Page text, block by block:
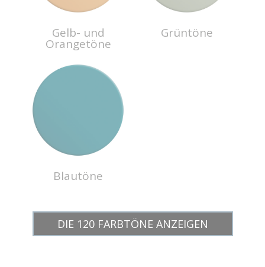
Gelb- und
Orangetöne
Grüntöne
Blautöne
DIE 120 FARBTÖNE ANZEIGEN